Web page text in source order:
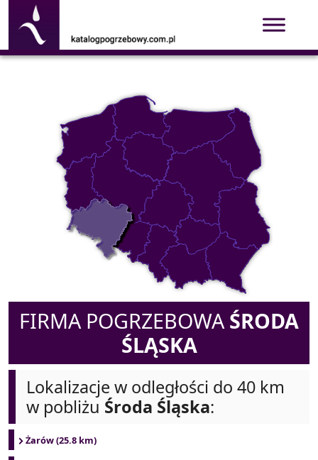
FIRMA POGRZEBOWAŚRODA
ŚLĄSKA
Lokalizacje w odległości do 40 km
w pobliżu Środa Śląska:
Żarów (25.8 km)